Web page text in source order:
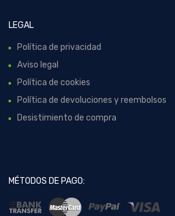
LEGAL
Política de privacidad
Aviso legal
Política de cookies
Política de devoluciones y reembolsos
Desistimiento de compra
MÉTODOS DE PAGO: